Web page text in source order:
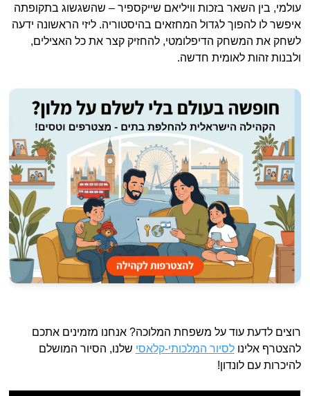
עולמי, בין השאר בזכות וויליאם שייקספיר – שהשגשוג בתקופתה
איפשר לו להפוך לגדול המחזאים בהיסטוריה. ליזי הראשונה ידעה
לשחק את המשחק הדיפלומטי, להחזיק קצר את כל האצילים,
ולבנות זהות לאומית חדשה.
רוצים לדעת עוד על משפחת המלוכה? אנחנו מזמינים אתכם
להצטרף אלינולסיור המלכותי-קלאסי שלנו, הסיור המושלם
להיכרות עם לונדון!